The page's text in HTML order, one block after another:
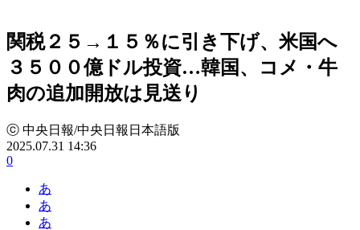
関税２５→１５％に引き下げ、米国へ
３５００億ドル投資…韓国、コメ・牛
肉の追加開放は見送り
ⓒ 中央日報/中央日報日本語版
2025.07.31 14:36
0
あ
あ
あ